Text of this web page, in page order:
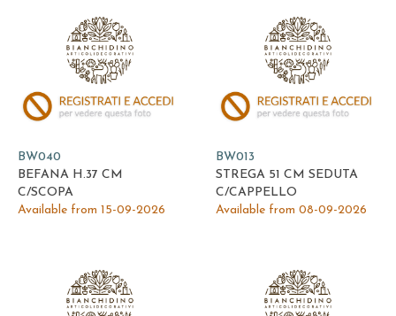
BW040
BEFANA H.37 CM
C/SCOPA
Available from 15-09-2026
BW013
STREGA 51 CM SEDUTA
C/CAPPELLO
Available from 08-09-2026